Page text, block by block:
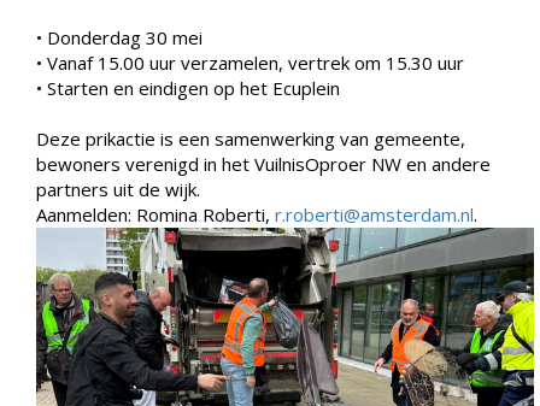
• Donderdag 30 mei
• Vanaf 15.00 uur verzamelen, vertrek om 15.30 uur
• Starten en eindigen op het Ecuplein
Deze prikactie is een samenwerking van gemeente,
bewoners verenigd in het VuilnisOproer NW en andere
partners uit de wijk.
Aanmelden: Romina Roberti, r.roberti@amsterdam.nl.